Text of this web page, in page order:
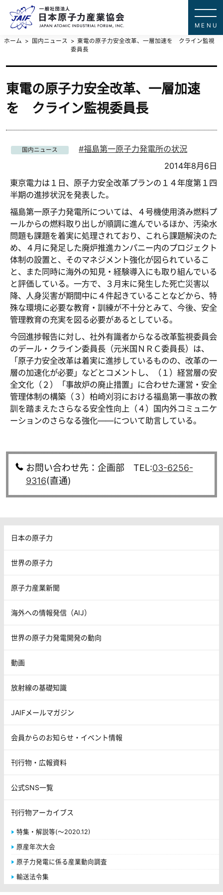
ホーム 国内ニュース
東電の原子力安全改革、一層加速を クライン監視
委員長
東電の原子力安全改革、一層加速
を クライン監視委員長
国内ニュース
福島第一原子力発電所の状況
2014年8月6日
東京電力は１日、原子力安全改革プランの１４年度第１四
半期の進捗状況を発表した。
福島第一原子力発電所については、４号機使用済み燃料プ
ールからの燃料取り出しが順調に進んでいるほか、汚染水
問題も課題を着実に処理されており、これら課題解決のた
め、４月に発足した廃炉推進カンパニー内のプロジェクト
体制の設置と、そのマネジメント強化が図られているこ
と、また同時に海外の知見・経験導入にも取り組んでいる
と評価している。一方で、３月末に発生した死亡災害以
降、人身災害が期間中に４件起きていることなどから、特
殊な環境に必要な教育・訓練が不十分とみて、今後、安全
管理教育の充実を図る必要があるとしている。
今回進捗報告に対し、社外有識者からなる改革監視委員会
のデール・クライン委員長（元米国ＮＲＣ委員長）は、
「原子力安全改革は着実に進捗しているものの、改革の一
層の加速化が必要」などとコメントし、（１）経営層の安
全文化（２）「事故炉の廃止措置」に合わせた運営・安全
管理体制の構築（３）柏崎刈羽における福島第一事故の教
訓を踏まえたさらなる安全性向上（４）国内外コミュニケ
ーションのさらなる強化――について助言している。
お問い合わせ先：企画部 TEL:03-6256-
9316(直通)
日本の原子力
世界の原子力
原子力産業新聞
海外への情報発信（AIJ）
世界の原子力発電開発の動向
動画
放射線の基礎知識
JAIFメールマガジン
会員からのお知らせ・イベント情報
刊行物・広報資料
公式SNS一覧
刊行物アーカイブス
特集・解説等(～2020.12)
原産年次大会
原子力発電に係る産業動向調査
輸送法令集